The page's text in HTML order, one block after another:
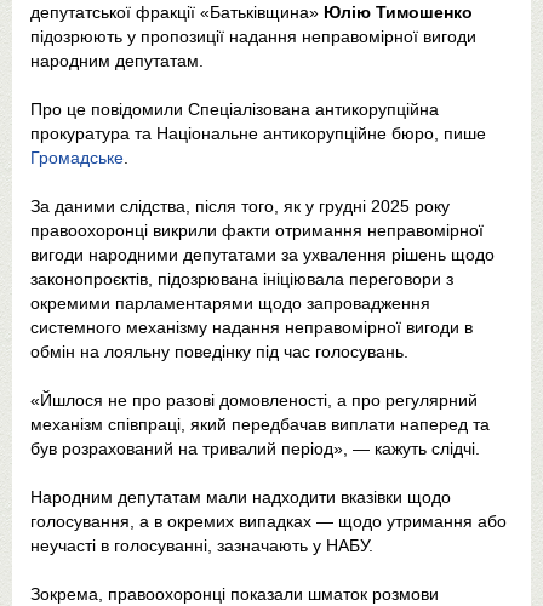
депутатської фракції «Батьківщина» Юлію Тимошенко
підозрюють у пропозиції надання неправомірної вигоди
народним депутатам.
Про це повідомили Спеціалізована антикорупційна
прокуратура та Національне антикорупційне бюро, пише
Громадське
За даними слідства, після того, як у грудні 2025 року
правоохоронці викрили факти отримання неправомірної
вигоди народними депутатами за ухвалення рішень щодо
законопроєктів, підозрювана ініціювала переговори з
окремими парламентарями щодо запровадження
системного механізму надання неправомірної вигоди в
обмін на лояльну поведінку під час голосувань.
«Йшлося не про разові домовленості, а про регулярний
механізм співпраці, який передбачав виплати наперед та
був розрахований на тривалий період», — кажуть слідчі.
Народним депутатам мали надходити вказівки щодо
голосування, а в окремих випадках — щодо утримання або
неучасті в голосуванні, зазначають у НАБУ.
Зокрема, правоохоронці показали шматок розмови